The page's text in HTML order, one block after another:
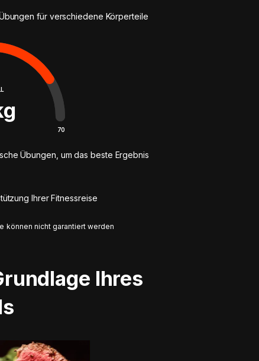
für verschiedene Körperteile
70
Übungen, um das beste Ergebnis
Ihrer Fitnessreise
können nicht garantiert werden
Ihres